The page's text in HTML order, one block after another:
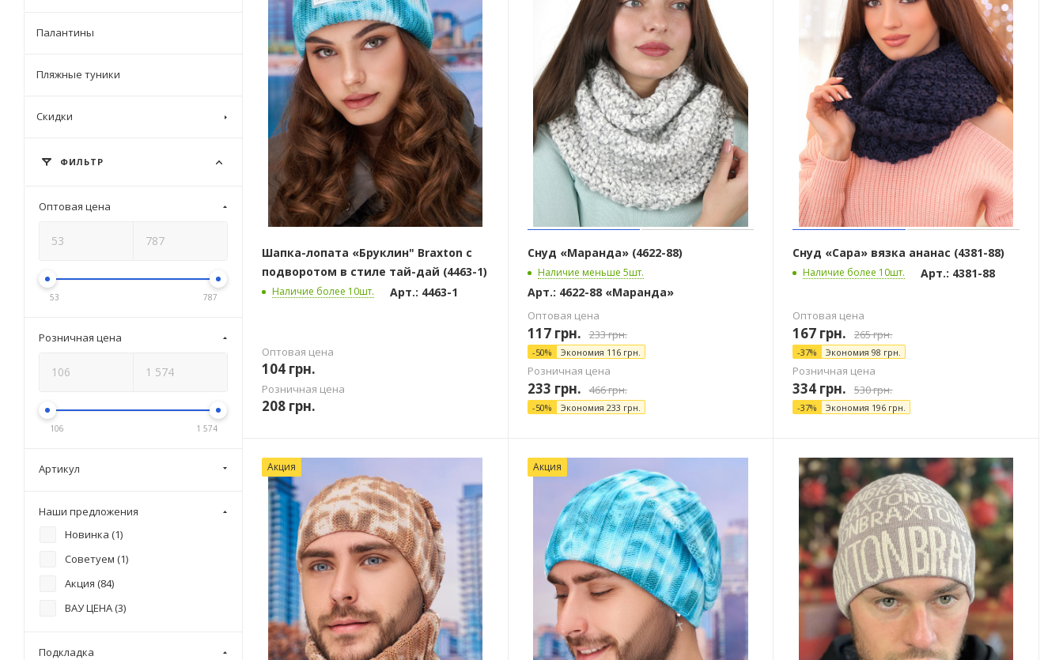
Шапка-лопата «Бруклин" Braxton с
подворотом в стиле тай-дай (4463-1)
Наличие более 10шт. Арт.: 4463-1
Оптовая цена
104 грн.
Розничная цена
208 грн.
Снуд «Маранда» (4622-88)
Наличие меньше 5шт.
Арт.: 4622-88 «Маранда»
Оптовая цена
117грн. 233грн.
-50% Экономия 116грн.
Розничная цена
233 грн. 466грн.
-50% Экономия 233 грн.
Снуд «Сара» вязка ананас (4381-88)
Наличие более 10шт. Арт.: 4381-88
Оптовая цена
167 грн. 265грн.
-37% Экономия98 грн.
Розничная цена
334 грн. 530грн.
-37% Экономия 196 грн.
Акция Акция
Палантины
Пляжные туники
Скидки
ФИЛЬТР
Оптовая цена
53 787
Розничная цена
106 1 574
Артикул
Наши предложения
Новинка (1)
Советуем (1)
Акция (84)
ВАУ ЦЕНА (3)
Подкладка